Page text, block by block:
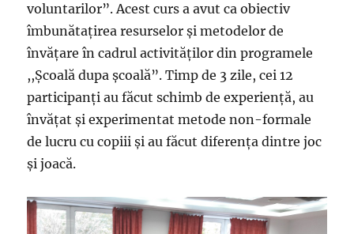
voluntarilor”. Acest curs a avut ca obiectiv
îmbunătaţirea resurselor şi metodelor de
învăţare în cadrul activităţilor din programele
,,Şcoală dupa şcoală”. Timp de 3 zile, cei 12
participanţi au făcut schimb de experienţă, au
învăţat şi experimentat metode non-formale
de lucru cu copiii şi au făcut diferenţa dintre joc
şi joacă.